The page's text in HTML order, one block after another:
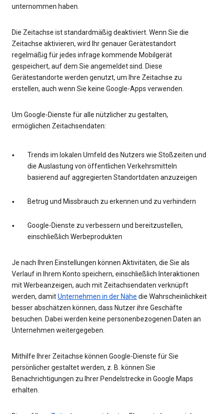
unternommen haben.
Die Zeitachse ist standardmäßig deaktiviert. Wenn Sie die
Zeitachse aktivieren, wird Ihr genauer Gerätestandort
regelmäßig für jedes infrage kommende Mobilgerät
gespeichert, auf dem Sie angemeldet sind. Diese
Gerätestandorte werden genutzt, um Ihre Zeitachse zu
erstellen, auch wenn Sie keine Google-Apps verwenden.
Um Google-Dienste für alle nützlicher zu gestalten,
ermöglichen Zeitachsendaten:
Trends im lokalen Umfeld des Nutzers wie Stoßzeiten und
die Auslastung von öffentlichen Verkehrsmitteln
basierend auf aggregierten Standortdaten anzuzeigen
Betrug und Missbrauch zu erkennen und zu verhindern
Google-Dienste zu verbessern und bereitzustellen,
einschließlich Werbeprodukten
Je nach Ihren Einstellungen können Aktivitäten, die Sie als
Verlauf in Ihrem Konto speichern, einschließlich Interaktionen
mit Werbeanzeigen, auch mit Zeitachsendaten verknüpft
werden, damitUnternehmen in der Nähe die Wahrscheinlichkeit
besser abschätzen können, dass Nutzer ihre Geschäfte
besuchen. Dabei werden keine personenbezogenen Daten an
Unternehmen weitergegeben.
Mithilfe Ihrer Zeitachse können Google-Dienste für Sie
persönlicher gestaltet werden, z. B. können Sie
Benachrichtigungen zu Ihrer Pendelstrecke in Google Maps
erhalten.